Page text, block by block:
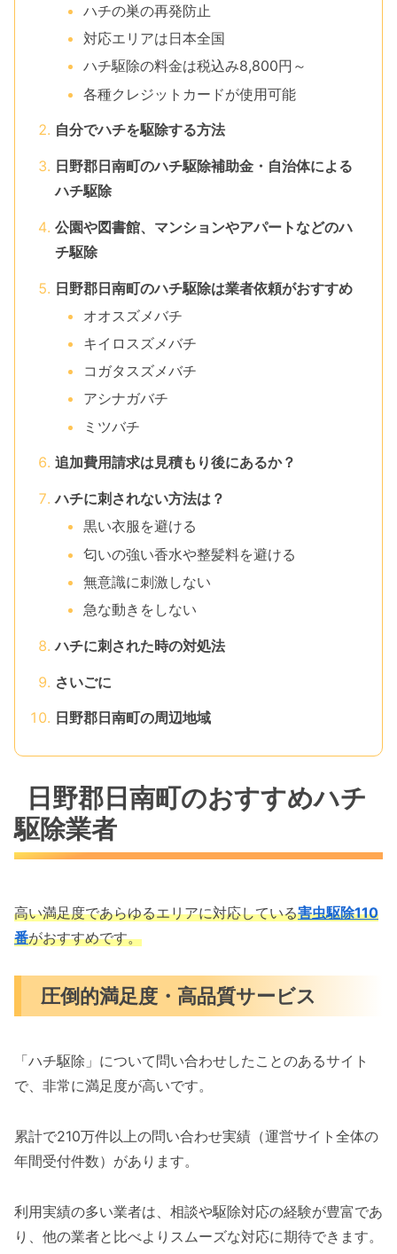
ハチの巣の再発防止
対応エリアは日本全国
ハチ駆除の料金は税込み8,800円～
各種クレジットカードが使用可能
自分でハチを駆除する方法
日野郡日南町のハチ駆除補助金・自治体による
ハチ駆除
公園や図書館、マンションやアパートなどのハ
チ駆除
日野郡日南町のハチ駆除は業者依頼がおすすめ
オオスズメバチ
キイロスズメバチ
コガタスズメバチ
アシナガバチ
ミツバチ
追加費用請求は見積もり後にあるか？
ハチに刺されない方法は？
黒い衣服を避ける
匂いの強い香水や整髪料を避ける
無意識に刺激しない
急な動きをしない
ハチに刺された時の対処法
さいごに
日野郡日南町の周辺地域
日野郡日南町のおすすめハチ
駆除業者
高い満足度であらゆるエリアに対応している害虫駆除110
番がおすすめです。
圧倒的満足度・高品質サービス
「ハチ駆除」について問い合わせしたことのあるサイト
で、非常に満足度が高いです。
累計で210万件以上の問い合わせ実績（運営サイト全体の
年間受付件数）があります。
利用実績の多い業者は、相談や駆除対応の経験が豊富であ
り、他の業者と比べよりスムーズな対応に期待できます。